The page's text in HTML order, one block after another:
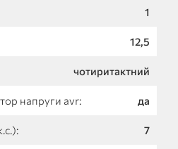
1
12,5
чотиритактний
напруги avr: да
7